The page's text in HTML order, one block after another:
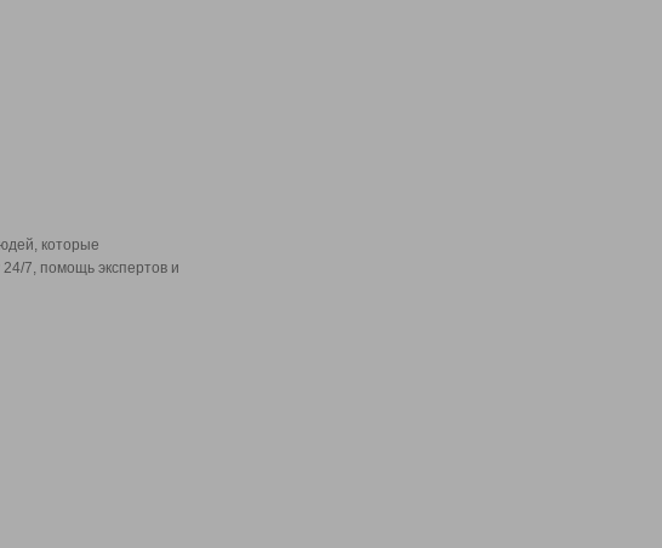
которые
7, помощь экспертов и